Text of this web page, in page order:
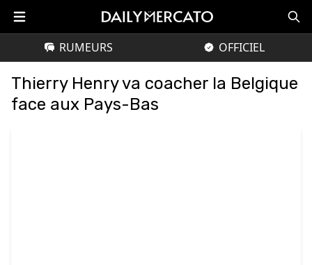
RUMEURS OFFICIEL
Thierry Henry va coacher la Belgique
face aux Pays-Bas